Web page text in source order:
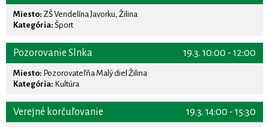
Miesto: ZŠ Vendelína Javorku, Žilina
Kategória: Šport
19.3. 10:00 - 12:00
Pozorovanie Slnka
Miesto: Pozorovateľňa Malý diel Žilina
Kategória: Kultúra
19.3. 14:00 - 15:30
Verejné korčuľovanie